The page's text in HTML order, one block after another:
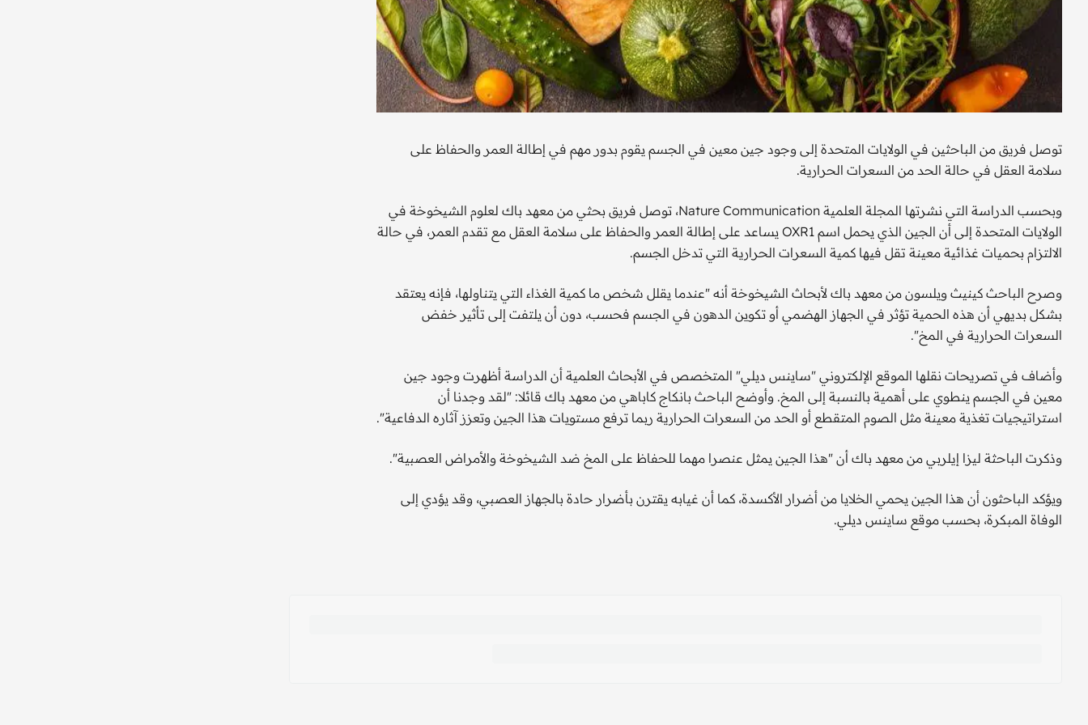
توصل فريق من الباحثين في الولايات المتحدة إلى وجود جين معين في الجسم يقوم بدور مهم في إطالة العمر والحفاظ على
سلامة العقل في حالة الحد من السعرات الحرارية.
وبحسب الدراسة التي نشرتها المجلة العلمية Nature Communication، توصل فريق بحثي من معهد باك لعلوم الشيخوخة في
الولايات المتحدة إلى أن الجين الذي يحمل اسم OXR1 يساعد على إطالة العمر والحفاظ على سلامة العقل مع تقدم العمر، في حالة
الالتزام بحميات غذائية معينة تقل فيها كمية السعرات الحرارية التي تدخل الجسم.
وصرح الباحث كينيث ويلسون من معهد باك لأبحاث الشيخوخة أنه "عندما يقلل شخص ما كمية الغذاء التي يتناولها، فإنه يعتقد
بشكل بديهي أن هذه الحمية تؤثر في الجهاز الهضمي أو تكوين الدهون في الجسم فحسب، دون أن يلتفت إلى تأثير خفض
السعرات الحرارية في المخ".
وأضاف في تصريحات نقلها الموقع الإلكتروني "ساينس ديلي" المتخصص في الأبحاث العلمية أن الدراسة أظهرت وجود جين
معين في الجسم ينطوي على أهمية بالنسبة إلى المخ. وأوضح الباحث بانكاج كاباهي من معهد باك قائلا: "لقد وجدنا أن
استراتيجيات تغذية معينة مثل الصوم المتقطع أو الحد من السعرات الحرارية ربما ترفع مستويات هذا الجين وتعزز آثاره الدفاعية".
وذكرت الباحثة ليزا إيلربي من معهد باك أن "هذا الجين يمثل عنصرا مهما للحفاظ على المخ ضد الشيخوخة والأمراض العصبية".
ويؤكد الباحثون أن هذا الجين يحمي الخلايا من أضرار الأكسدة، كما أن غيابه يقترن بأضرار حادة بالجهاز العصبي، وقد يؤدي إلى
الوفاة المبكرة، بحسب موقع ساينس ديلي.